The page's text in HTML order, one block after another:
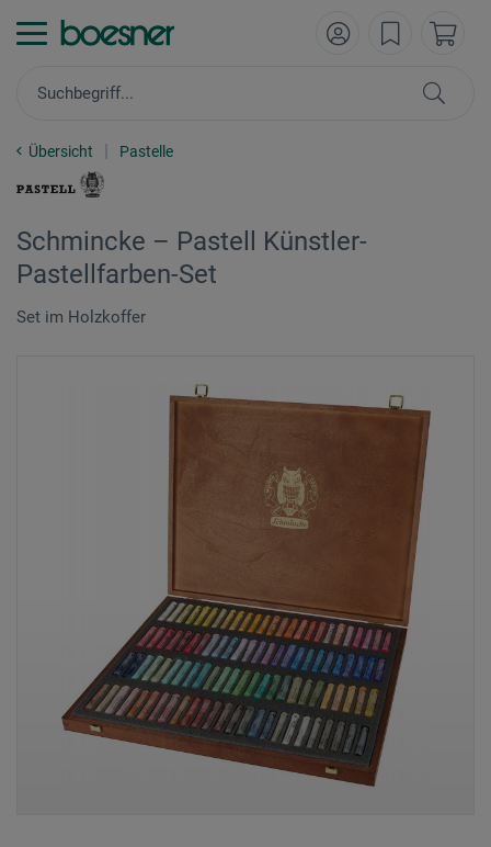
Übersicht Pastelle
Schmincke – Pastell Künstler-
Pastellfarben-Set
Set im Holzkoffer